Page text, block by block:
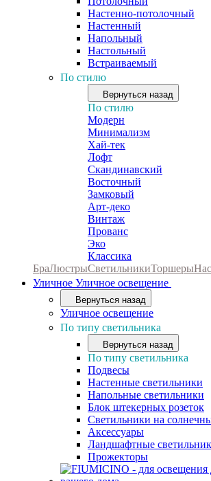
Настенно-потолочный
Настенный
Напольный
Настольный
Встраиваемый
По стилю
Вернуться назад
По стилю
Модерн
Минимализм
Хай-тек
Лофт
Скандинавский
Восточный
Замковый
Арт-деко
Винтаж
Прованс
Эко
Классика
БраЛюстрыСветильникиТоршеры
Уличное Уличное освещение
Вернуться назад
Уличное освещение
По типу светильника
Вернуться назад
По типу светильника
Подвесы
Настенные светильники
Напольные светильники
Блок штекерных розеток
Светильники на
Аксессуары
Ландшафтные
Прожекторы